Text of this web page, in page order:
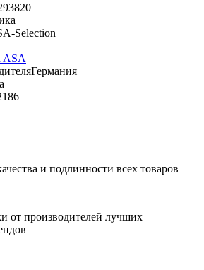
Selection
ASA
Германия
и подлинности всех товаров
от производителей лучших